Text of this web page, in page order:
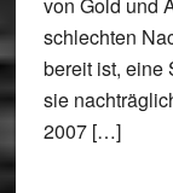
schlechten
bereit ist, eine
sie
2007 […]